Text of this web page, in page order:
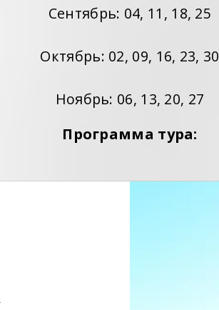
Сентябрь: 04, 11, 18, 25
Октябрь: 02, 09, 16, 23, 30
Ноябрь: 06, 13, 20, 27
Программа тура: